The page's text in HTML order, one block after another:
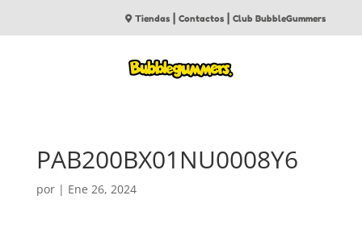
Tiendas |Contactos |Club BubbleGummers
PAB200BX01NU0008Y6
por | Ene 26, 2024